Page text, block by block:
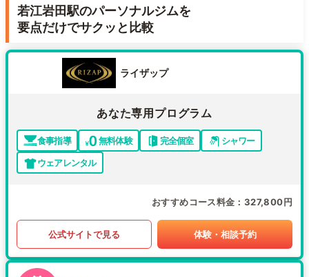
若江岩田駅のパーソナルジムを
要点だけでサクッと比較
ライザップ
あなた専用プログラム
食事指導 無料体験 完全個室
シャワー
ウェアレンタル
おすすめコース料金 327,800円
公式サイトで見る 体験・相談予約